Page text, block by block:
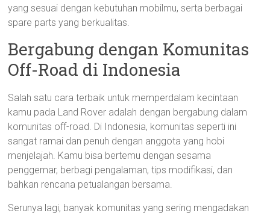
yang sesuai dengan kebutuhan mobilmu, serta berbagai
spare parts yang berkualitas.
Bergabung dengan Komunitas
Off-Road di Indonesia
Salah satu cara terbaik untuk memperdalam kecintaan
kamu pada Land Rover adalah dengan bergabung dalam
komunitas off-road. Di Indonesia, komunitas seperti ini
sangat ramai dan penuh dengan anggota yang hobi
menjelajah. Kamu bisa bertemu dengan sesama
penggemar, berbagi pengalaman, tips modifikasi, dan
bahkan rencana petualangan bersama.
Serunya lagi, banyak komunitas yang sering mengadakan